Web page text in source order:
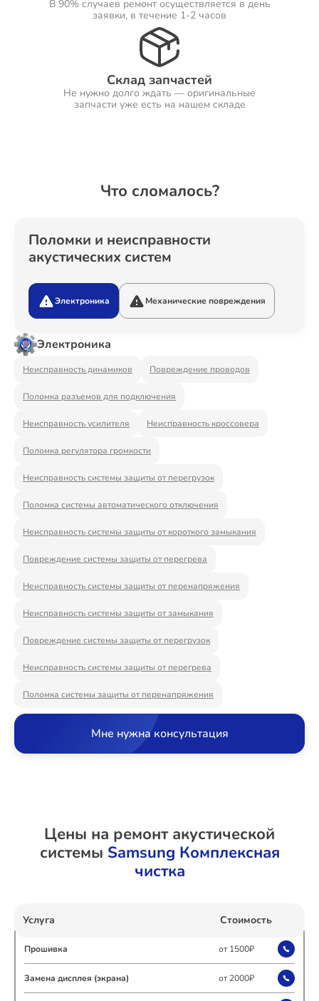
В 90% случаев ремонт осуществляется в день
заявки, в течение 1-2 часов
Склад запчастей
Не нужно долго ждать — оригинальные
запчасти уже есть на нашем складе
Что сломалось?
Поломки и неисправности
акустических систем
Электроника Механические повреждения
Электроника
Неисправность динамиков Повреждение проводов
Поломка разъемов для подключения
Неисправность усилителя Неисправность кроссовера
Поломка регулятора громкости
Неисправность системы защиты от перегрузок
Поломка системы автоматического отключения
Неисправность системы защиты от короткого замыкания
Повреждение системы защиты от перегрева
Неисправность системы защиты от перенапряжения
Неисправность системы защиты от замыкания
Повреждение системы защиты от перегрузок
Неисправность системы защиты от перегрева
Поломка системы защиты от перенапряжения
Мне нужна консультация
Цены на ремонт акустической
системы Samsung Комплексная
чистка
Услуга Стоимость
Прошивка от 1500₽
Замена дисплея (экрана) от 2000₽
Ремонт Посудомоечных машин
Ремонт Холодильников
Ремонт Варочных панелей
Ремонт Акустических систем
Ремонт Видеостен
Ремонт Водонагревателей
Ремонт Духовых шкафов
Ремонт Кондиционеров
Ремонт Сушильных машин